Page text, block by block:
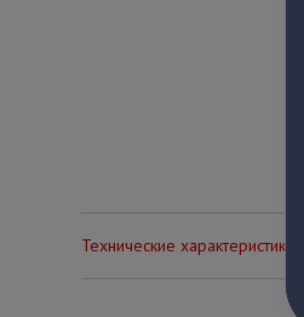
Технические характеристики